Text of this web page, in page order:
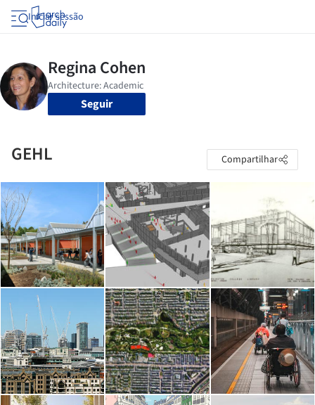
Iniciar sessão
Seguir
GEHL Compartilhar